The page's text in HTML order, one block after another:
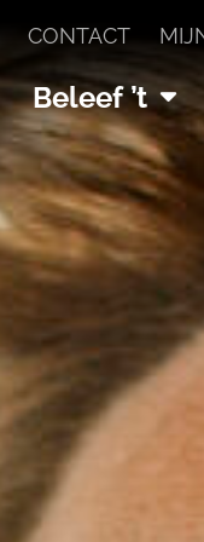
CONTACT
Beleef ’t